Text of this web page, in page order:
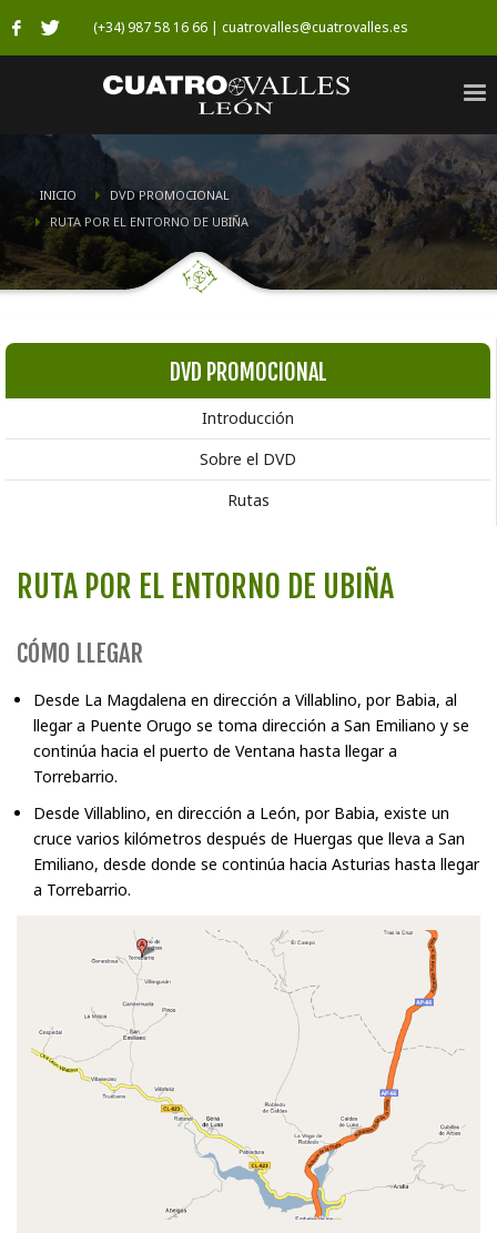
(+34) 987 58 16 66 | cuatrovalles@cuatrovalles.es
INICIO
DVD PROMOCIONAL
RUTA POR EL ENTORNO DE UBIÑA
DVD PROMOCIONAL
Introducción
Sobre el DVD
Rutas
RUTA POR EL ENTORNO DE UBIÑA
CÓMO LLEGAR
Desde La Magdalena en dirección a Villablino, por Babia, al
llegar a Puente Orugo se toma dirección a San Emiliano y se
continúa hacia el puerto de Ventana hasta llegar a
Torrebarrio.
Desde Villablino, en dirección a León, por Babia, existe un
cruce varios kilómetros después de Huergas que lleva a San
Emiliano, desde donde se continúa hacia Asturias hasta llegar
a Torrebarrio.